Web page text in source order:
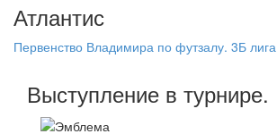
Атлантис
Первенство Владимира по футзалу. 3Б лига
Выступление в турнире.